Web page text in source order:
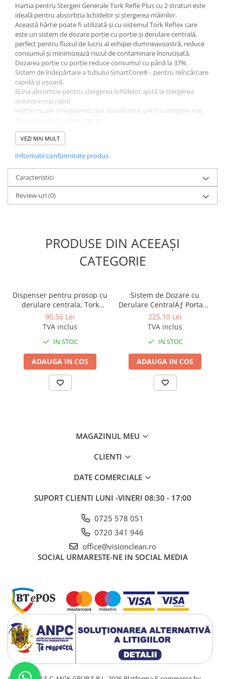
Produse ingrijire personala
Crema de corp
Sampon si gel de dus
Sapun lichid
Sapun solid
Sapun spuma
Consumabile hartie
Acoperitori toaleta
Hartie igienica
Prosoape hartie pliate
Pungi igienice
Role hartie industriala
Role prosop hartie
Aparate odorizante profesionale
Odorizant toalera, wc
Rezerva aparate odorizante
Site odorizante pisoar
Produse de curatenie
Articole menaj
Carucioare
Carucioare bucatarie
Carucioare curatenie
Accesorii hoteliere
Carucioare camerista hotel
Gama de cosmetice hoteliere Black
Gama de cosmetice hoteliere Dove
Gama de cosmetice hoteliere
Holiday Care
Gama de cosmetice hoteliere I Am
You
Gama de cosmetice hoteliere Lux
Gama de cosmetice hoteliere
Omnia
Hartia pentru Stergeri Generale Tork Refle Plus cu 2 straturi este
ideală pentru absorbția lichidelor și ștergerea mâinilor.
Această hârtie poate fi utilizată și cu sistemul Tork Reflex care
este un sistem de dozare porție cu porție și derulare centrală,
perfect pentru fluxul de lucru al echipei dumneavoastră, reduce
consumul și minimizează riscul de contaminare încrucișată.
Dozarea porție cu porție reduce consumul cu până la 37%.
Sistem de îndepărtare a tubului SmartCore® - pentru reîncărcare
rapidă și ușoară.
Buna absorbție pentru ștergerea lichidelor ajută la ștergerea
acestora mai rapid
Hârtie moale și rezistentă, dar absorbantă, pentru ștergere mai
Latime rola: 19.40m
Lungime foaie: 33.5 cm
VEZI MAI MULT
Informatii conformitate produs
Caracteristici
Review-uri(0)
PRODUSE DIN ACEEAȘI
CATEGORIE
Dispenser pentru prosop cu
derulare centrala, Tork
Reflex
95,56 Lei
TVA inclus
IN STOC
ADAUGA IN COS
Sistem de Dozare cu
Derulare CentralÄƒ Portabil
Tork Reflex, Alb/turcoaz
225,10 Lei
TVA inclus
IN STOC
ADAUGA IN COS
MAGAZINUL MEU
CLIENTI
DATE COMERCIALE
SUPORT CLIENTI LUNI -VINERI 08:30 - 17:00
0725 578 051
0720 341 946
office@visionclean.ro
SOCIAL URMARESTE-NE IN SOCIAL MEDIA